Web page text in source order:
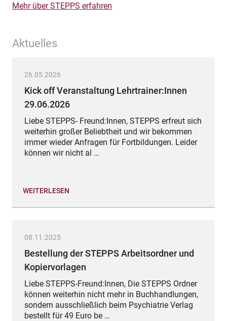
Mehr über STEPPS erfahren
Aktuelles
26.05.2026
Kick off Veranstaltung Lehrtrainer:Innen
29.06.2026
Liebe STEPPS- Freund:Innen, STEPPS erfreut sich
weiterhin großer Beliebtheit und wir bekommen
immer wieder Anfragen für Fortbildungen. Leider
können wir nicht al …
WEITERLESEN
08.11.2025
Bestellung der STEPPS Arbeitsordner und
Kopiervorlagen
Liebe STEPPS-Freund:Innen, Die STEPPS Ordner
können weiterhin nicht mehr in Buchhandlungen,
sondern ausschließlich beim Psychiatrie Verlag
bestellt für 49 Euro be …